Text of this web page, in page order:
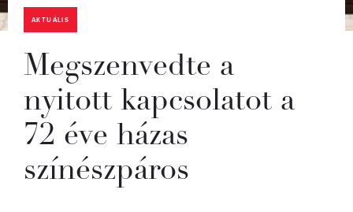
AKTUÁLIS
Megszenvedte a
nyitott kapcsolatot a
72 éve házas
színészpáros